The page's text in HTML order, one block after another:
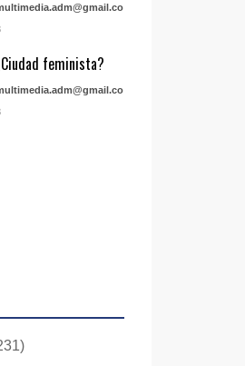
feminista?